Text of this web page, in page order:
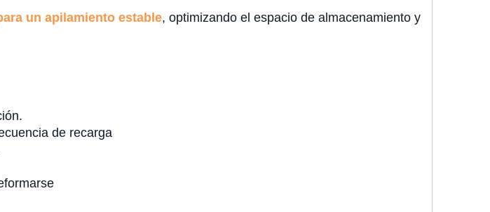
un apilamiento estable, optimizando el espacio de almacenamiento y
de recarga